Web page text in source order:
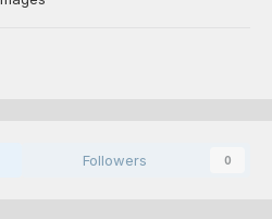
Followers 0